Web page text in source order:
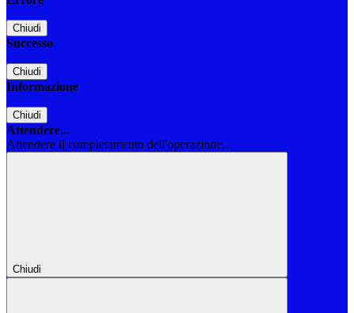
Chiudi
Successo
Chiudi
Informazione
Chiudi
Attendere...
Attendere il completamento dell'operazione...
Chiudi